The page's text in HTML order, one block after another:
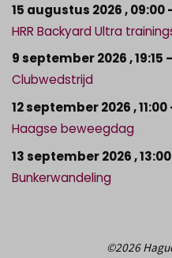
15 augustus 2026,09:00
HRR Backyard Ultra
9 september 2026,19:15 –
Clubwedstrijd
12 september 2026,11:00
Haagse beweegdag
13 september 2026,13:00
Bunkerwandeling
©2026